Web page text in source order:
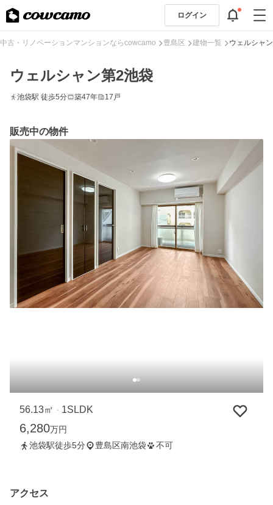
ログイン
中古・リノベーションマンションならcowcamo 豊島区 建物一覧 ウェルシャ
ウェルシャン第2池袋
池袋駅 徒歩5分 築47年 17戸
販売中の物件
56.13㎡ ・ 1SLDK
6,280万円
池袋駅徒歩5分
豊島区南池袋 不可
アクセス